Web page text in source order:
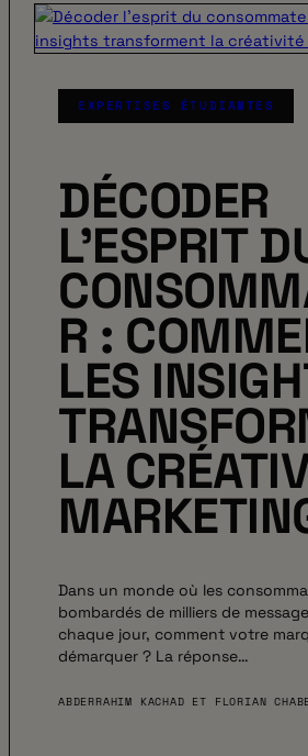
EXPERTISES ÉTUDIANTES
DÉCODER
L’ESPRIT
R :
LES
LA
Dans un monde où les
bombardés de milliers de
chaque jour, comment votre
démarquer ? La réponse…
ABDERRAHIM KACHAD ET FLORIAN